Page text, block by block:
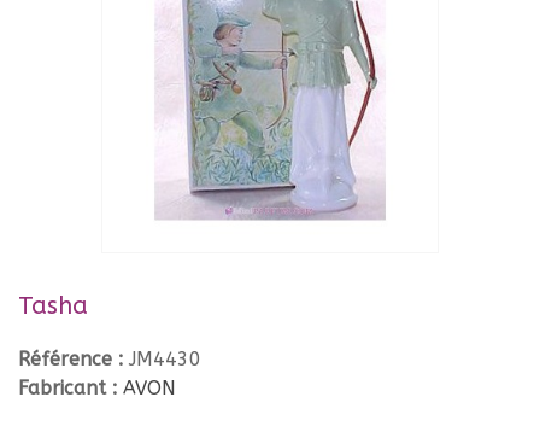
Tasha
Référence : JM4430
Fabricant : AVON